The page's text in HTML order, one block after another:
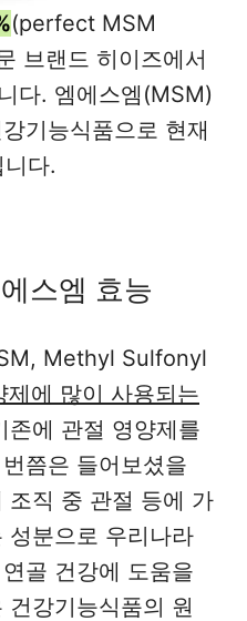
(perfect MSM
브랜드 히이즈에서
다. 엠에스엠(MSM)
기능식품으로 현재
다.
스엠 효능
Methyl Sulfonyl
제에 많이 사용되는
존에 관절 영양제를
쯤은 들어보셨을
조직 중 관절 등에 가
성분으로 우리나라
골 건강에 도움을
강기능식품의 원